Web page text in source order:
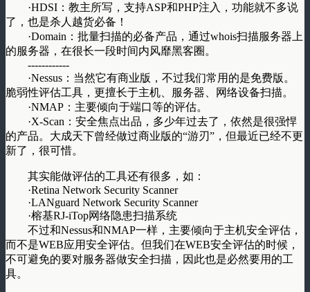
·HDSI：教主所写，支持ASP和PHP注入，功能就不多说
了，也是杀人越货必备！
·Domain：批量扫描的必备产品，通过whois扫描服务器上
的服务器，在很长一段时间内风靡黑客圈。
------------
·Nessus：当然它有商业版，不过我们常用的是免费版。
脆弱性评估工具，更擅长于主机、服务器、网络设备扫描。
·NMAP：主要倾向于端口等的评估。
·X-Scan：安全焦点出品，多少年过去了，依然是很强悍
的产品。大成天下曾经做过商业版的“游刃”，但最近已经不更
新了，很可惜。
其实能做评估的工具还有很多，如：
·Retina Network Security Scanner
·LANguard Network Security Scanner
·榕基RJ-iTop网络隐患扫描系统
不过和Nessus和NMAP一样，主要倾向于主机安全评估，
而不是WEB应用安全评估。但我们在WEB安全评估的时候，
不可避免的要对服务器做安全扫描，因此也是必然要用的工
具。